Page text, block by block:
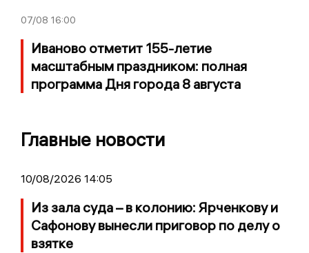
07/08 16:00
Иваново отметит 155-летие
масштабным праздником: полная
программа Дня города 8 августа
Главные новости
10/08/2026 14:05
Из зала суда – в колонию: Ярченкову и
Сафонову вынесли приговор по делу о
взятке